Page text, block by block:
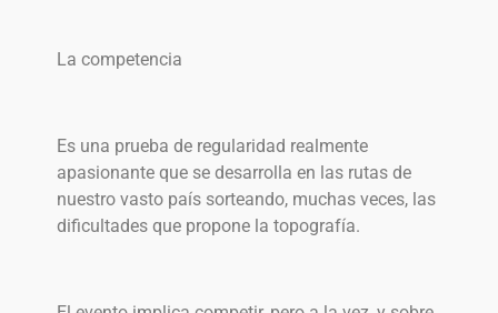
La competencia
Es una prueba de regularidad realmente
apasionante que se desarrolla en las rutas de
nuestro vasto país sorteando, muchas veces, las
dificultades que propone la topografía.